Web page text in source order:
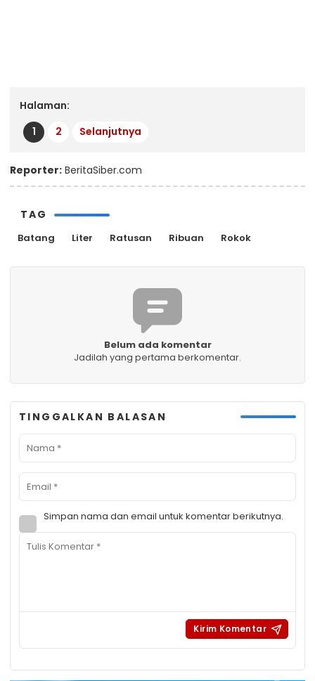
Halaman:
1
2 Selanjutnya
Reporter: BeritaSiber.com
TAG
Batang Liter Ratusan Ribuan Rokok
Belum ada komentar
Jadilah yang pertama berkomentar.
TINGGALKAN BALASAN
Simpan nama dan email untuk komentar berikutnya.